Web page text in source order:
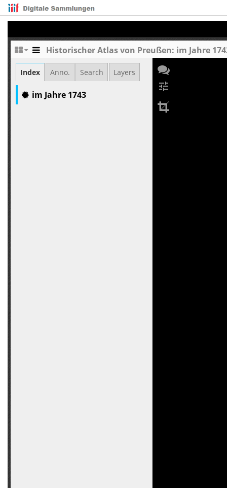
Historischer Atlas von Preußen: im Jahre
Index Anno. Search Layers
im Jahre 1743
tune